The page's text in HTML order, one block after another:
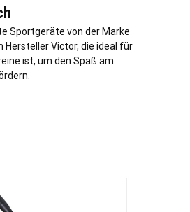
Sportgeräte von der Marke
Hersteller Victor, die ideal für
ist, um den Spaß am